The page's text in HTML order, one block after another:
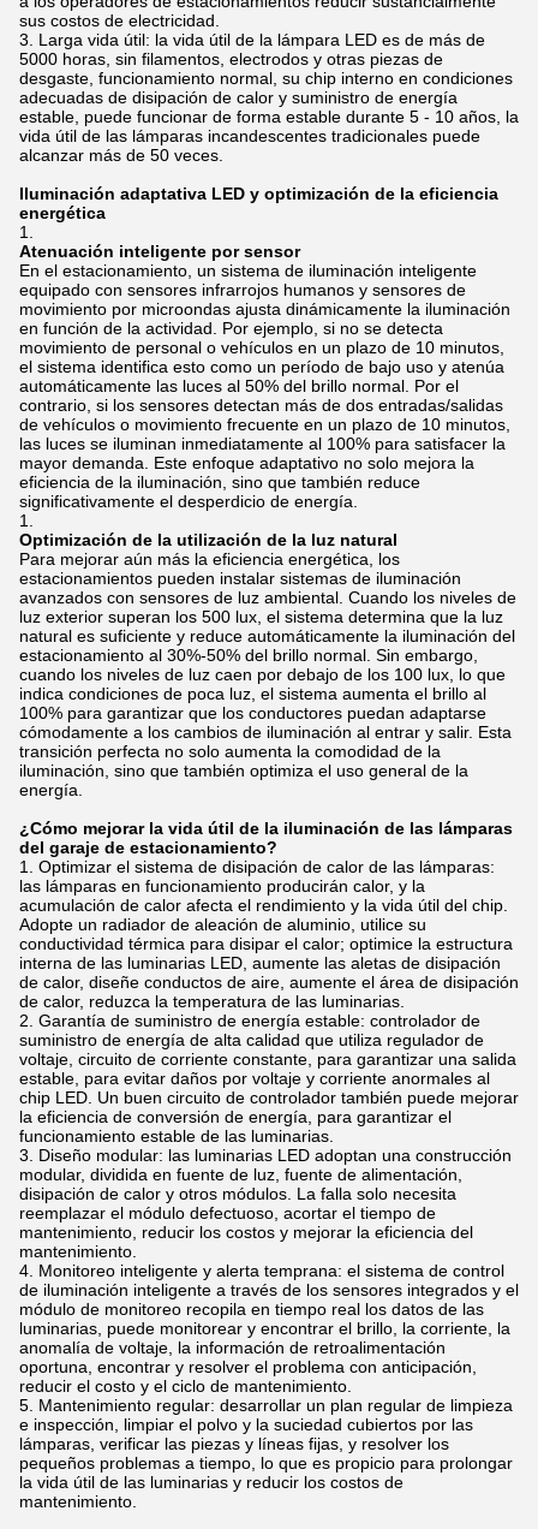
sus costos de electricidad.
Larga vida útil: la vida útil de la lámpara LED es de más de
5000 horas, sin filamentos, electrodos y otras piezas de
desgaste, funcionamiento normal, su chip interno en condiciones
adecuadas de disipación de calor y suministro de energía
estable, puede funcionar de forma estable durante 5 - 10 años, la
vida útil de las lámparas incandescentes tradicionales puede
alcanzar más de 50 veces.
Iluminación adaptativa LED y optimización de la eficiencia
energética
Atenuación inteligente por sensor
En el estacionamiento, un sistema de iluminación inteligente
equipado con sensores infrarrojos humanos y sensores de
movimiento por microondas ajusta dinámicamente la iluminación
en función de la actividad. Por ejemplo, si no se detecta
movimiento de personal o vehículos en un plazo de 10 minutos,
el sistema identifica esto como un período de bajo uso y atenúa
automáticamente las luces al 50% del brillo normal. Por el
contrario, si los sensores detectan más de dos entradas/salidas
de vehículos o movimiento frecuente en un plazo de 10 minutos,
las luces se iluminan inmediatamente al 100% para satisfacer la
mayor demanda. Este enfoque adaptativo no solo mejora la
eficiencia de la iluminación, sino que también reduce
significativamente el desperdicio de energía.
Optimización de la utilización de la luz natural
Para mejorar aún más la eficiencia energética, los
estacionamientos pueden instalar sistemas de iluminación
avanzados con sensores de luz ambiental. Cuando los niveles de
luz exterior superan los 500 lux, el sistema determina que la luz
natural es suficiente y reduce automáticamente la iluminación del
estacionamiento al 30%-50% del brillo normal. Sin embargo,
cuando los niveles de luz caen por debajo de los 100 lux, lo que
indica condiciones de poca luz, el sistema aumenta el brillo al
100% para garantizar que los conductores puedan adaptarse
cómodamente a los cambios de iluminación al entrar y salir. Esta
transición perfecta no solo aumenta la comodidad de la
iluminación, sino que también optimiza el uso general de la
energía.
¿Cómo mejorar la vida útil de la iluminación de las lámparas
del garaje de estacionamiento?
Optimizar el sistema de disipación de calor de las lámparas:
las lámparas en funcionamiento producirán calor, y la
acumulación de calor afecta el rendimiento y la vida útil del chip.
Adopte un radiador de aleación de aluminio, utilice su
conductividad térmica para disipar el calor; optimice la estructura
interna de las luminarias LED, aumente las aletas de disipación
de calor, diseñe conductos de aire, aumente el área de disipación
de calor, reduzca la temperatura de las luminarias.
Garantía de suministro de energía estable: controlador de
suministro de energía de alta calidad que utiliza regulador de
voltaje, circuito de corriente constante, para garantizar una salida
estable, para evitar daños por voltaje y corriente anormales al
chip LED. Un buen circuito de controlador también puede mejorar
la eficiencia de conversión de energía, para garantizar el
funcionamiento estable de las luminarias.
Diseño modular: las luminarias LED adoptan una construcción
modular, dividida en fuente de luz, fuente de alimentación,
disipación de calor y otros módulos. La falla solo necesita
reemplazar el módulo defectuoso, acortar el tiempo de
mantenimiento, reducir los costos y mejorar la eficiencia del
mantenimiento.
Monitoreo inteligente y alerta temprana: el sistema de control
de iluminación inteligente a través de los sensores integrados y el
módulo de monitoreo recopila en tiempo real los datos de las
luminarias, puede monitorear y encontrar el brillo, la corriente, la
anomalía de voltaje, la información de retroalimentación
oportuna, encontrar y resolver el problema con anticipación,
reducir el costo y el ciclo de mantenimiento.
Mantenimiento regular: desarrollar un plan regular de limpieza
e inspección, limpiar el polvo y la suciedad cubiertos por las
lámparas, verificar las piezas y líneas fijas, y resolver los
pequeños problemas a tiempo, lo que es propicio para prolongar
la vida útil de las luminarias y reducir los costos de
mantenimiento.